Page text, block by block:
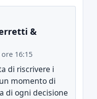
&
16:15
di riscrivere i
momento di
di ogni decisione